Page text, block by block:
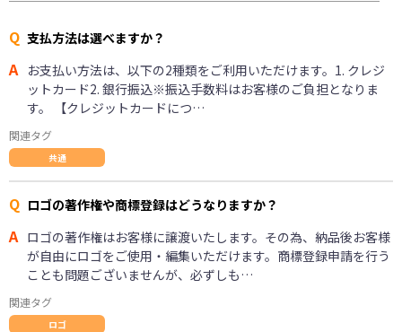
Q 支払方法は選べますか？
A お支払い方法は、以下の2種類をご利用いただけます。1. クレジ
ットカード2. 銀行振込※振込手数料はお客様のご負担となりま
す。 【クレジットカードにつ…
関連タグ
共通
Q ロゴの著作権や商標登録はどうなりますか？
A ロゴの著作権はお客様に譲渡いたします。その為、納品後お客様
が自由にロゴをご使用・編集いただけます。商標登録申請を行う
ことも問題ございませんが、必ずしも…
関連タグ
ロゴ